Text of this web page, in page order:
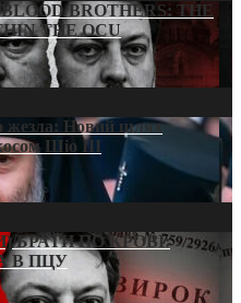
BROTHERS: THE
THE OCU
жезла: Новий шлях
Шіо III
БРАТИ ПО КРОВІ:
В ПЦУ